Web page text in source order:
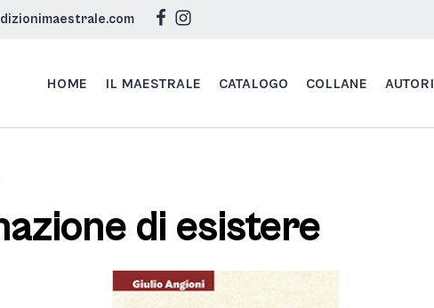
HOME IL MAESTRALE CATALOGO COLLANE AUTORI
di esistere